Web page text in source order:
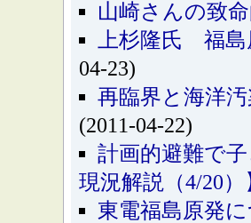
山崎さんの致
上杉隆氏 福島
04-23)
再臨界と海洋
(2011-04-22)
計画的避難で
現況解説（4/20）
東電福島原発